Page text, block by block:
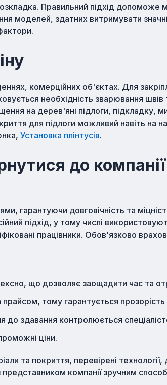
Правильний підхід допоможе
моделей, здатних витримувати
комерційних об'єктах. Для
необхідність зварювання швів
на дерев'яні підлоги,
для підлоги можливий навіть на
Установка плінтусів.
до
гарантуючи довговічність та
підхід, у тому числі
працівники. Обов'язково
що дозволяє заощадити час та
прайсом, тому гарантується прозорість
до здавання контролюється
ціни.
та покриття, перевірені
компанії зручним